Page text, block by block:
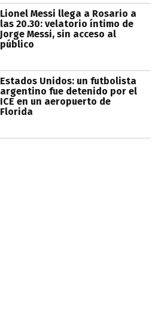
Lionel Messi llega a Rosario a
las 20.30: velatorio íntimo de
Jorge Messi, sin acceso al
público
Estados Unidos: un futbolista
argentino fue detenido por el
ICE en un aeropuerto de
Florida